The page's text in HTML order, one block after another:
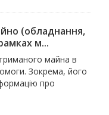
(обладнання,
м...
майна в
Зокрема, його
про